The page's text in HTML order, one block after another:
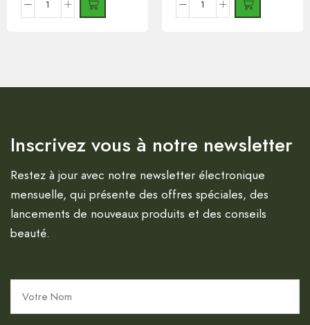
Inscrivez vous à notre newsletter
Restez à jour avec notre newsletter électronique
mensuelle, qui présente des offres spéciales, des
lancements de nouveaux produits et des conseils
beauté.